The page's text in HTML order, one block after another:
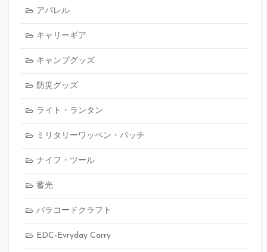
アパレル
キャリーギア
キャンプグッズ
防災グッズ
ライト・ランタン
ミリタリーワッペン・パッチ
ナイフ・ツール
蓄光
パラコードクラフト
EDC-Evryday Carry